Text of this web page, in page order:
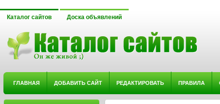
Каталог сайтов Доска объявлений
ГЛАВНАЯ ДОБАВИТЬ САЙТ РЕДАКТИРОВАТЬ ПРАВИЛА